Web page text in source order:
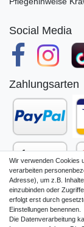
Social Media
Zahlungsarten
Wir verwenden Cookies
verarbeiten
Adresse), um z.B.
einzubinden oder
erfolgt erst durch
Einstellungen benennen.
Die Datenverarbeitung